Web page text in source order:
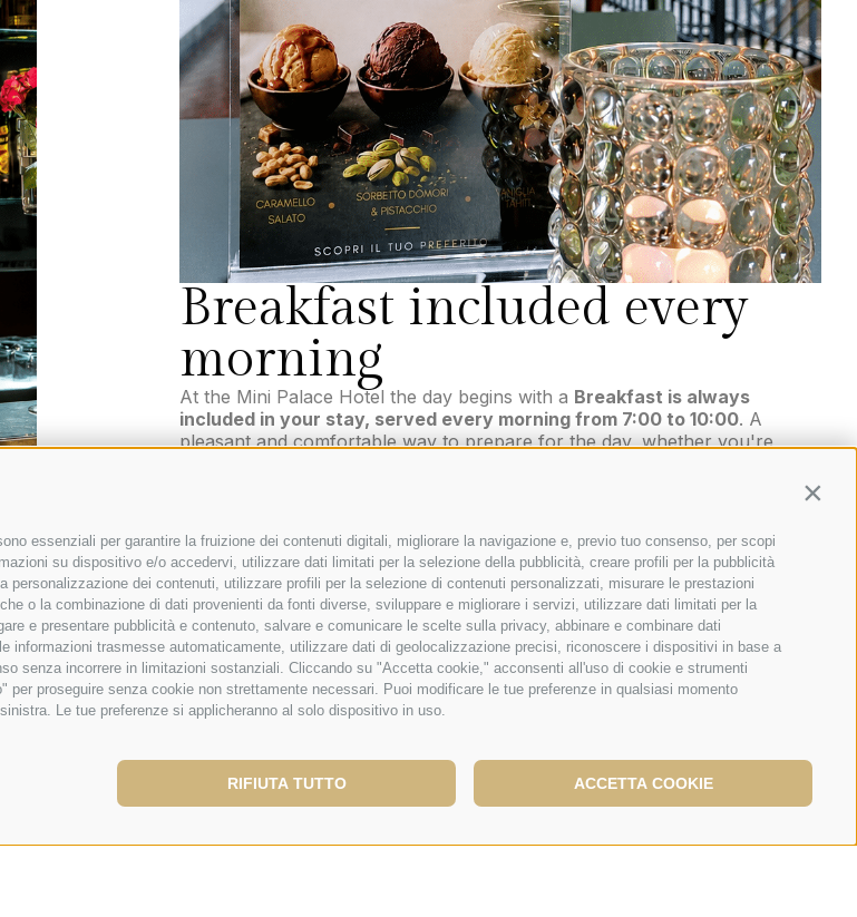
essenziali per garantire la fruizione dei contenuti digitali, migliorare la navigazione e, previo tuo consenso, per scopi
su dispositivo e/o accedervi, utilizzare dati limitati per la selezione della pubblicità, creare profili per la pubblicità
dei contenuti, utilizzare profili per la selezione di contenuti personalizzati, misurare le prestazioni
o la combinazione di dati provenienti da fonti diverse, sviluppare e migliorare i servizi, utilizzare dati limitati per la
e presentare pubblicità e contenuto, salvare e comunicare le scelte sulla privacy, abbinare e combinare dati
trasmesse automaticamente, utilizzare dati di geolocalizzazione precisi, riconoscere i dispositivi in base a
senza incorrere in limitazioni sostanziali. Cliccando su "Accetta cookie," acconsenti all'uso di cookie e strumenti
proseguire senza cookie non strettamente necessari. Puoi modificare le tue preferenze in qualsiasi momento
Le tue preferenze si applicheranno al solo dispositivo in uso.
ACCETTA COOKIE
RIFIUTA TUTTO
Breakfast included every
morning
At the Mini Palace Hotel the day begins with a Breakfast is always
included in your stay, served every morning from 7:00 to 10:00. A
pleasant and comfortable way to prepare for the day, whether you're